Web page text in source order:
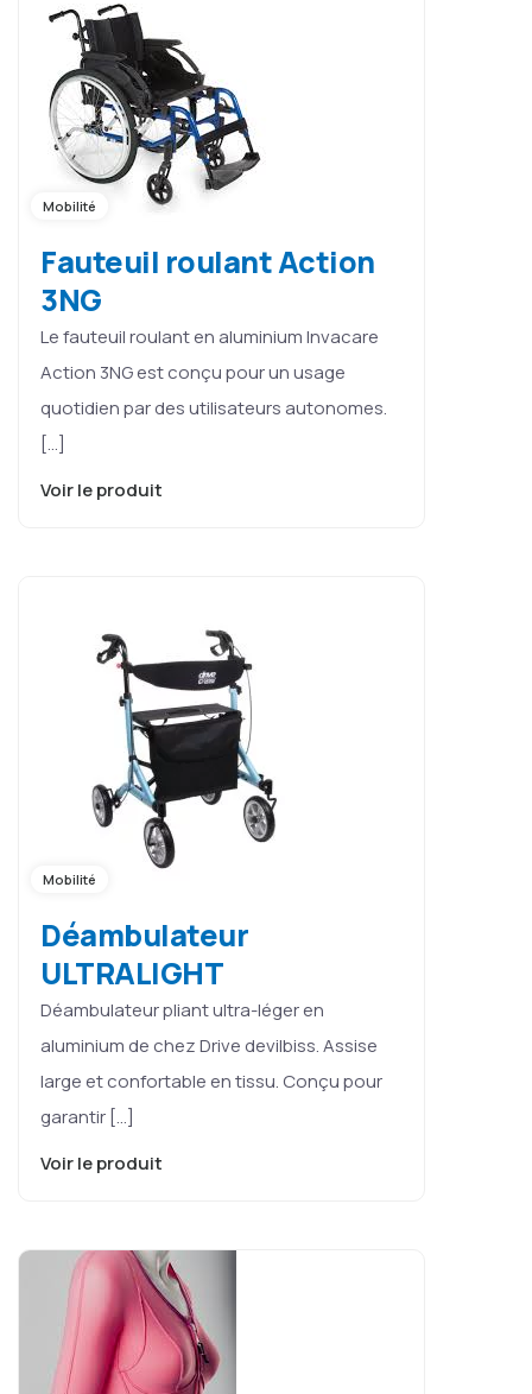
Mobilité
Fauteuil roulant Action
3NG
Le fauteuil roulant en aluminium Invacare
Action 3NG est conçu pour un usage
quotidien par des utilisateurs autonomes.
[…]
Voir le produit
Mobilité
Déambulateur
ULTRALIGHT
Déambulateur pliant ultra-léger en
aluminium de chez Drive devilbiss. Assise
large et confortable en tissu. Conçu pour
garantir […]
Voir le produit